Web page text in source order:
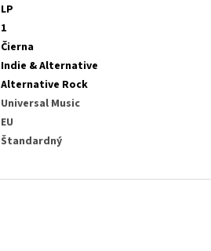
LP
1
Čierna
Indie & Alternative
Alternative Rock
Universal Music
EU
Štandardný